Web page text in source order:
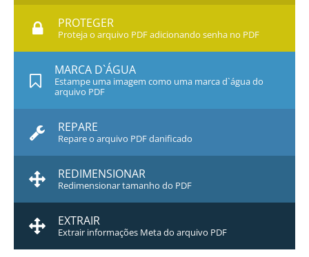
PROTEGER
Proteja o arquivo PDF adicionando senha no PDF
MARCA D`ÁGUA
Estampe uma imagem como uma marca d`água do
arquivo PDF
REPARE
Repare o arquivo PDF danificado
REDIMENSIONAR
Redimensionar tamanho do PDF
EXTRAIR
Extrair informações Meta do arquivo PDF